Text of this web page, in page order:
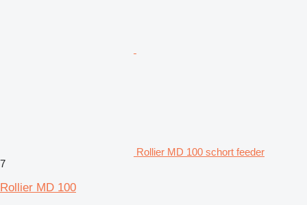
Rollier MD 100 schort feeder
7
Rollier MD 100